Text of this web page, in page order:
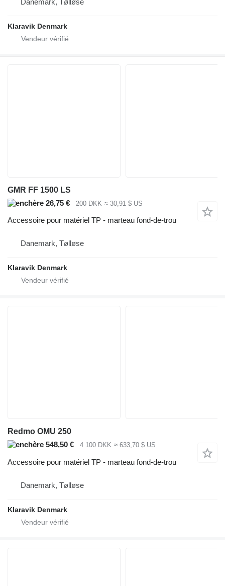
Klaravik Denmark
GMR FF 1500 LS
26,75 €
200 DKK ≈ 30,91 $ US
Accessoire pour matériel TP - marteau fond-de-trou
Danemark, Tølløse
Klaravik Denmark
Redmo OMU 250
548,50 €
4 100 DKK ≈ 633,70 $ US
Accessoire pour matériel TP - marteau fond-de-trou
Danemark, Tølløse
Klaravik Denmark